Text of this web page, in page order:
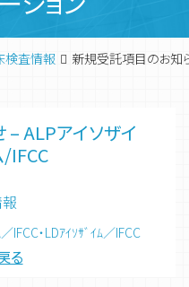
検査情報 新規受託項目のお知
ALPアイソザイ
/IFCC
・LDｱｲｿｻﾞｲﾑ／IFCC
る